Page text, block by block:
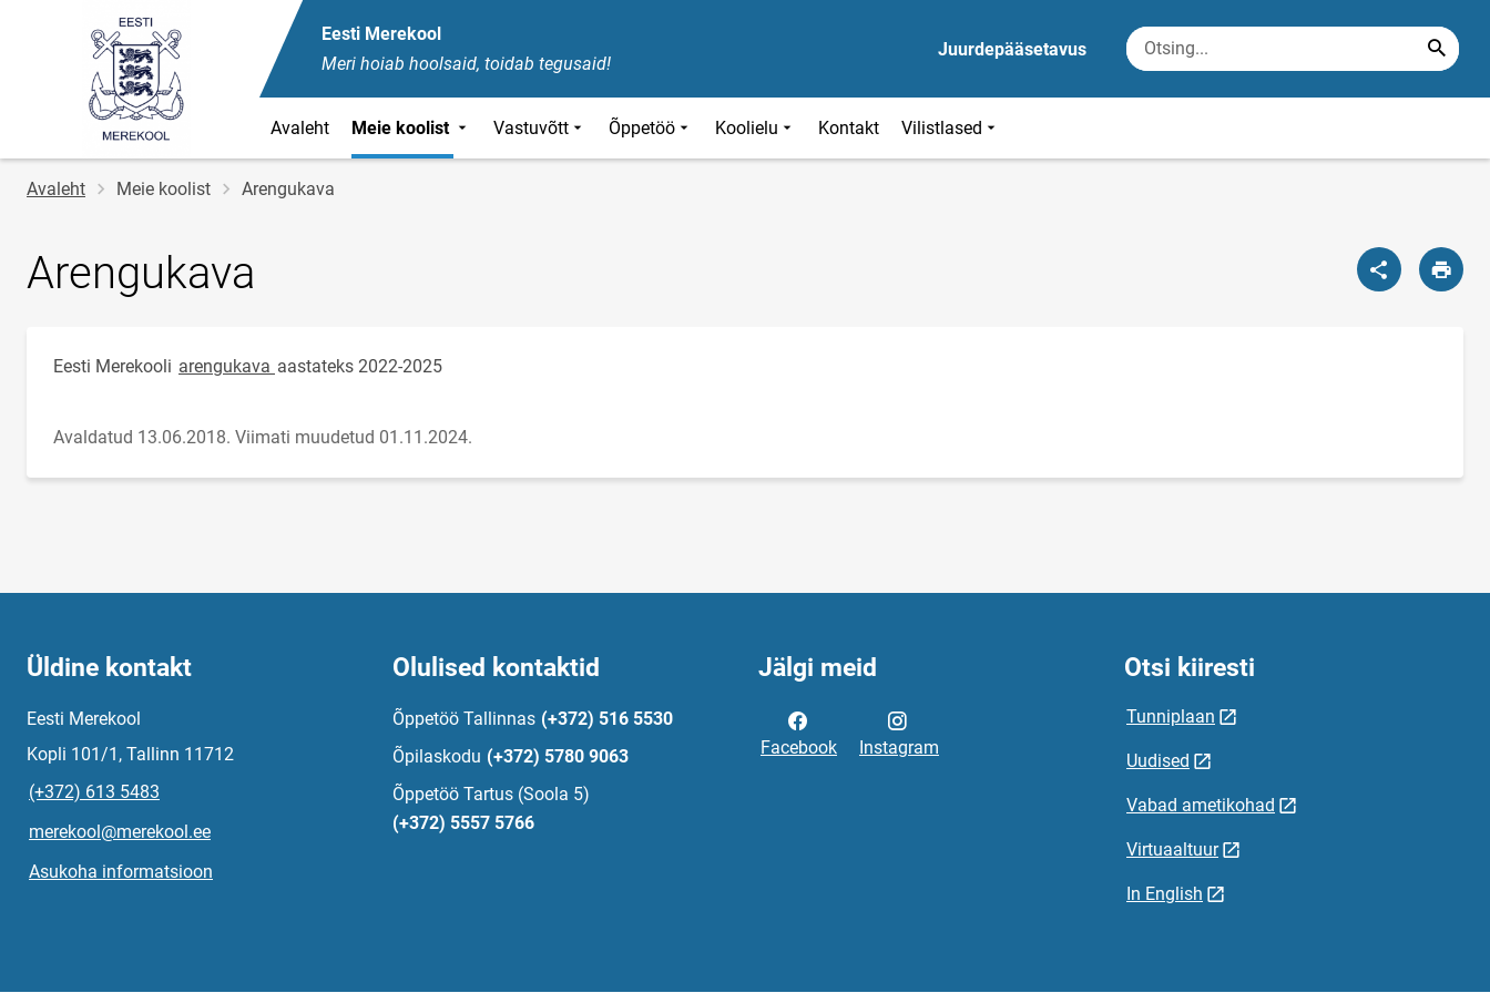
Eesti Merekool
Meri hoiab hoolsaid, toidab tegusaid!
Juurdepääsetavus
Avaleht Meie koolist Vastuvõtt Õppetöö Koolielu Kontakt Vilistlased
Jälglink
Avaleht Meie koolist Arengukava
Arengukava
Eesti Merekooli arengukava aastateks 2022-2025
Avaldatud 13.06.2018. Viimati muudetud 01.11.2024.
Üldine kontakt
Eesti Merekool
Kopli 101/1, Tallinn 11712
(+372) 613 5483
merekool@merekool.ee
Asukoha informatsioon
Olulised kontaktid
Õppetöö Tallinnas (+372) 516 5530
Õpilaskodu (+372) 5780 9063
Õppetöö Tartus (Soola 5)
(+372) 5557 5766
Jälgi meid
Facebook Instagram
Otsi kiiresti
Tunniplaan
Uudised
Vabad ametikohad
Virtuaaltuur
In English